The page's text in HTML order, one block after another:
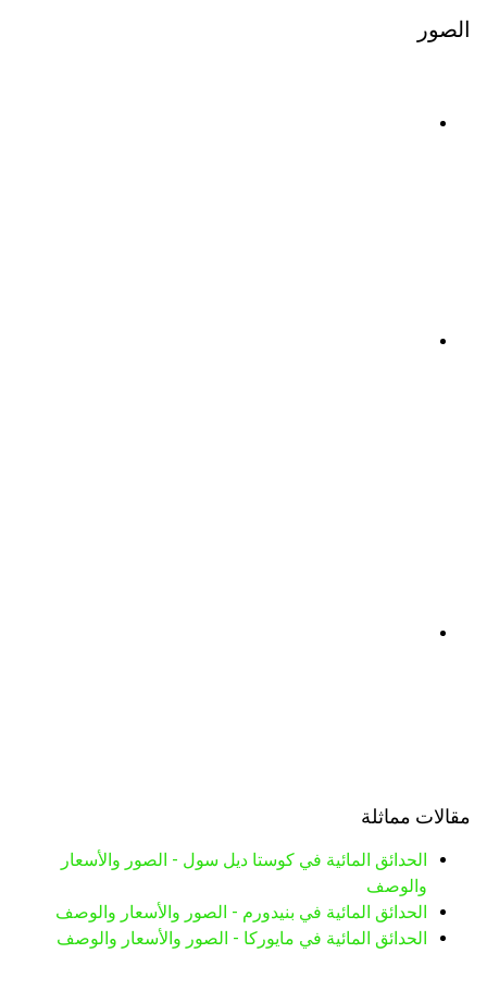
الصور
مقالات مماثلة
الحدائق المائية في كوستا ديل سول - الصور والأسعار
والوصف
الحدائق المائية في بنيدورم - الصور والأسعار والوصف
الحدائق المائية في مايوركا - الصور والأسعار والوصف